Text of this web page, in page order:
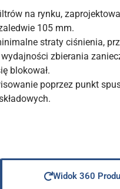
na rynku,
105 mm.
straty ciśnienia,
zbierania
blokował.
poprzez punkt
Widok 360